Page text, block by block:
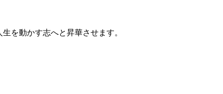
を動かす志へと昇華させます。